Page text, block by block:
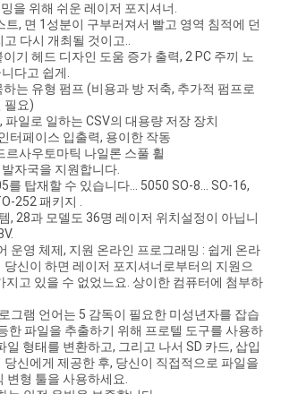
을 위해 쉬운 레이저 포지셔너.
, 면 1성분이 구부러져서 빨고 영역 침적에 던
다시 개최될 것이고..
기 헤드 디자인 도움 증가 출력, 2 PC 주끼 노
다고 쉽게.
는 유형 펌프 (비용과 방 저축, 추가적 펌프로
필요)
파일로 일하는 CSV의 대용량 저장 장치
터페이스 입출력, 용이한 작동
르사우토마틱 나일론 스풀 휠
자국을 지원합니다.
를 탑재할 수 있습니다... 5050 SO-8... SO-16,
252 패키지 .
, 28과 모델도 36명 레이저 위치설정이 아닙니
운영 체제, 지원 온라인 프로그래밍 : 쉽게 온라
당신이 하면 레이저 포지셔너로부터의 지원으
지고 있을 수 없었느요. 상이한 컴퓨터에 첨부하
그램 언어는 5 감독이 필요한 미성년자를 잡습
한 파일을 추출하기 위해 프로텔 도구를 사용하
일 형태를 변환하고, 그리고 나서 SD 카드, 삽입
당신에게 제공한 후, 당신이 직접적으로 파일을
변형 툴을 사용하세요.